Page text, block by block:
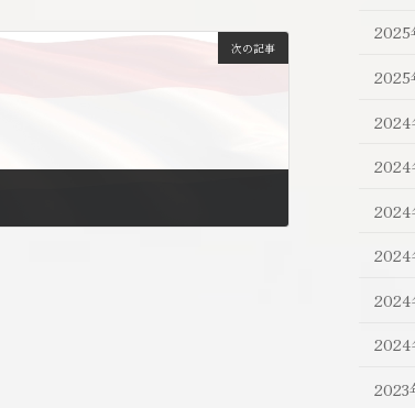
次の記事
2025
2025
2024
2024
2024
2024
2024
2024
2023